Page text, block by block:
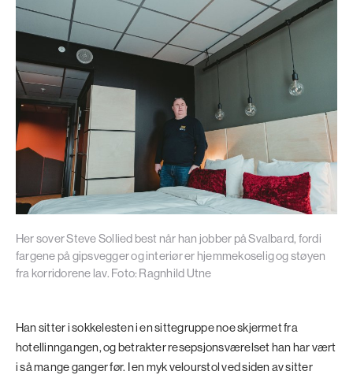
Her sover Steve Sollied best når han jobber på Svalbard, fordi
fargene på gipsvegger og interiør er hjemmekoselig og støyen
fra korridorene lav. Foto: Ragnhild Utne
Han sitter i sokkelesten i en sittegruppe noe skjermet fra
hotellinngangen, og betrakter resepsjonsværelset han har vært
i så mange ganger før. I en myk velourstol ved siden av sitter